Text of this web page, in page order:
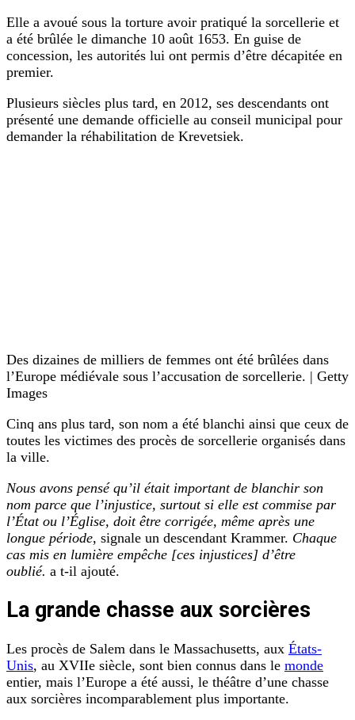
Elle a avoué sous la torture avoir pratiqué la sorcellerie et
a été brûlée le dimanche 10 août 1653. En guise de
concession, les autorités lui ont permis d’être décapitée en
premier.
Plusieurs siècles plus tard, en 2012, ses descendants ont
présenté une demande officielle au conseil municipal pour
demander la réhabilitation de Krevetsiek.
Des dizaines de milliers de femmes ont été brûlées dans
l’Europe médiévale sous l’accusation de sorcellerie. | Getty
Images
Cinq ans plus tard, son nom a été blanchi ainsi que ceux de
toutes les victimes des procès de sorcellerie organisés dans
la ville.
Nous avons pensé qu’il était important de blanchir son
nom parce que l’injustice, surtout si elle est commise par
l’État ou l’Église, doit être corrigée, même après une
longue période, signale un descendant Krammer. Chaque
cas mis en lumière empêche [ces injustices] d’être
oublié. a t-il ajouté.
La grande chasse aux sorcières
Les procès de Salem dans le Massachusetts, aux États-
Unis, au XVIIe siècle, sont bien connus dans le monde
entier, mais l’Europe a été aussi, le théâtre d’une chasse
aux sorcières incomparablement plus importante.